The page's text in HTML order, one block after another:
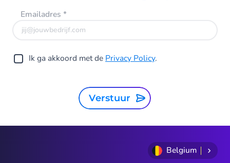
Emailadres *
Ik ga akkoord met de Privacy Policy.
Verstuur
Belgium